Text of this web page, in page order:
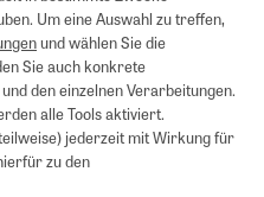
Um eine Auswahl zu treffen,
und wählen Sie die
Sie auch konkrete
den einzelnen Verarbeitungen.
alle Tools aktiviert.
jederzeit mit Wirkung für
zu den